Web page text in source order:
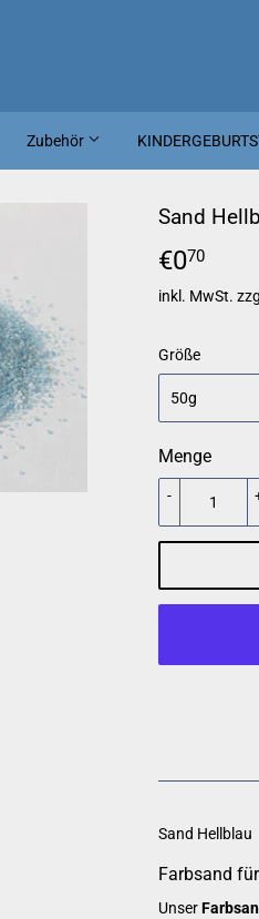
Zubehör
Sand
€070
inkl. MwSt.
Größe
Menge
-
Sand Hellblau
Farbsand
Unser